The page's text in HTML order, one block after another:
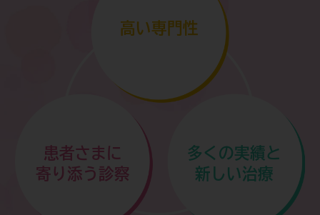
高い専門性
患者さまに
寄り添う診察
多くの実績と
新しい治療